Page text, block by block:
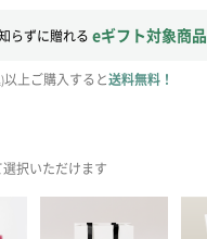
らずに贈れる eギフト対象商品
以上ご購入すると送料無料！
択いただけます